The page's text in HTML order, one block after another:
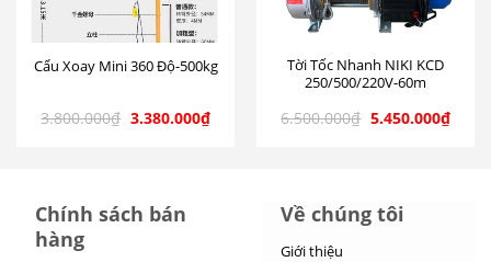
Cẩu Xoay Mini 360 Độ-500kg
3.800.000₫ 3.380.000₫
Tời Tốc Nhanh NIKI KCD
250/500/220V-60m
6.500.000₫ 5.450.000₫
Chính sách bán
hàng
Về chúng tôi
Giới thiệu